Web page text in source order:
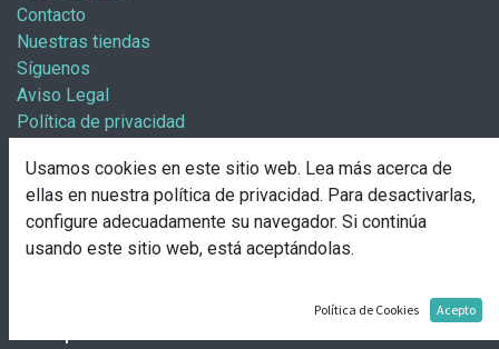
Contacto
Nuestras tiendas
Síguenos
Aviso Legal
Política de privacidad
Información / Franquicias
Abre tu tienda
Pasos para abrir tu tienda
Usamos cookies en este sitio web. Lea más acerca de
ellas en nuestra política de privacidad. Para desactivarlas,
configure adecuadamente su navegador. Si continúa
usando este sitio web, está aceptándolas.
Política de Cookies Acepto